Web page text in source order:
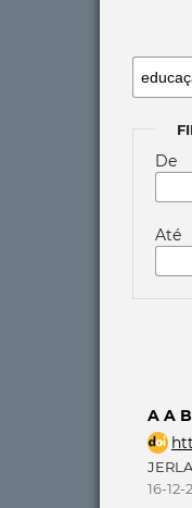
De
Até
A A
16-12-